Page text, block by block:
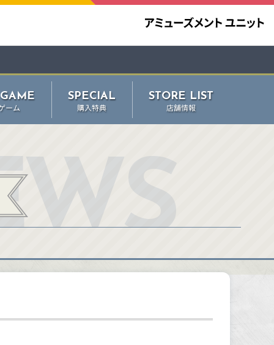
ーム
SPECIAL
購入特典
STORE LIST
店舗情報